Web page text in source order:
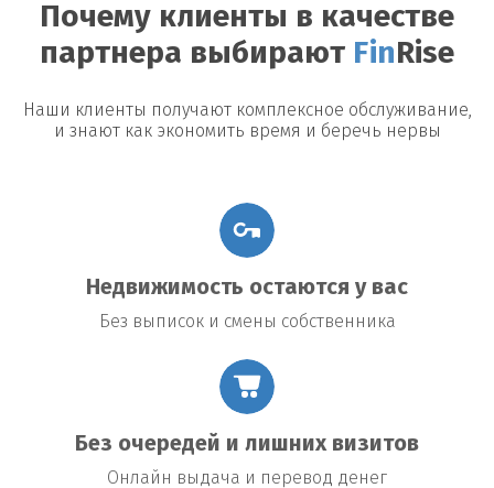
Почему клиенты в качестве
партнера выбирают Fin Rise
Наши клиенты получают комплексное обслуживание,
и знают как экономить время и беречь нервы
Недвижимость остаются у вас
Без выписок и смены собственника
Без очередей и лишних визитов
Онлайн выдача и перевод денег